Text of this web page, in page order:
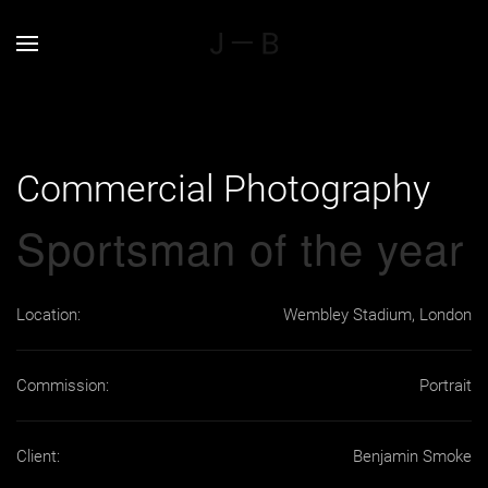
Commercial Photography
Sportsman of the year
Location: Wembley Stadium, London
Commission: Portrait
Client: Benjamin Smoke